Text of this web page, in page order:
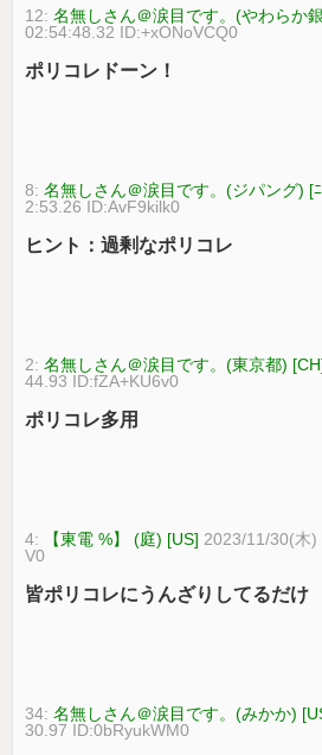
12:名無しさん＠涙目です。(やわらか
02:54:48.32 ID:+xONoVCQ0
ポリコレドーン！
8:名無しさん＠涙目です。(ジパング) [
2:53.26 ID:AvF9kilk0
ヒント：過剰なポリコレ
2:名無しさん＠涙目です。(東京都)
44.93 ID:fZA+KU6v0
ポリコレ多用
4: 【東電 %】 (庭) [US] 2023/11/30(木
V0
皆ポリコレにうんざりしてるだけ
34:名無しさん＠涙目です。(みかか)
30.97 ID:0bRyukWM0